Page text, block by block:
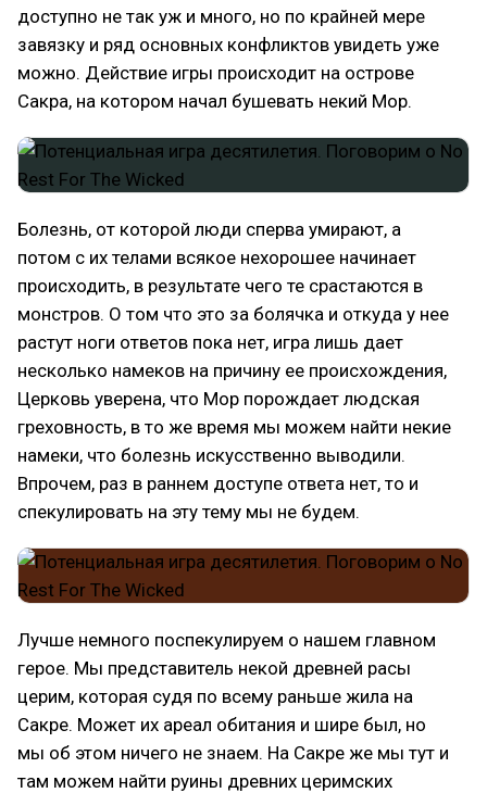
доступно не так уж и много, но по крайней мере
завязку и ряд основных конфликтов увидеть уже
можно. Действие игры происходит на острове
Сакра, на котором начал бушевать некий Мор.
Болезнь, от которой люди сперва умирают, а
потом с их телами всякое нехорошее начинает
происходить, в результате чего те срастаются в
монстров. О том что это за болячка и откуда у нее
растут ноги ответов пока нет, игра лишь дает
несколько намеков на причину ее происхождения,
Церковь уверена, что Мор порождает людская
греховность, в то же время мы можем найти некие
намеки, что болезнь искусственно выводили.
Впрочем, раз в раннем доступе ответа нет, то и
спекулировать на эту тему мы не будем.
Лучше немного поспекулируем о нашем главном
герое. Мы представитель некой древней расы
церим, которая судя по всему раньше жила на
Сакре. Может их ареал обитания и шире был, но
мы об этом ничего не знаем. На Сакре же мы тут и
там можем найти руины древних церимских